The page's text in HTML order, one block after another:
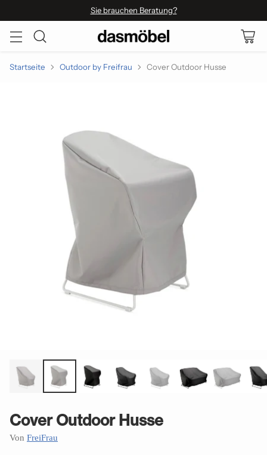
Sie brauchen Beratung?
Startseite Outdoor by Freifrau Cover Outdoor Husse
Cover Outdoor Husse
Von FreiFrau